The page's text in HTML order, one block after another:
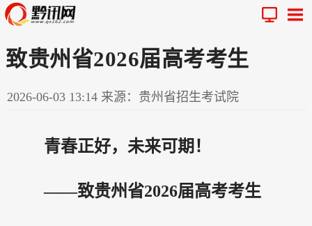
致贵州省2026届高考考生
2026-06-03 13:14 来源：贵州省招生考试院
青春正好，未来可期！
——致贵州省2026届高考考生